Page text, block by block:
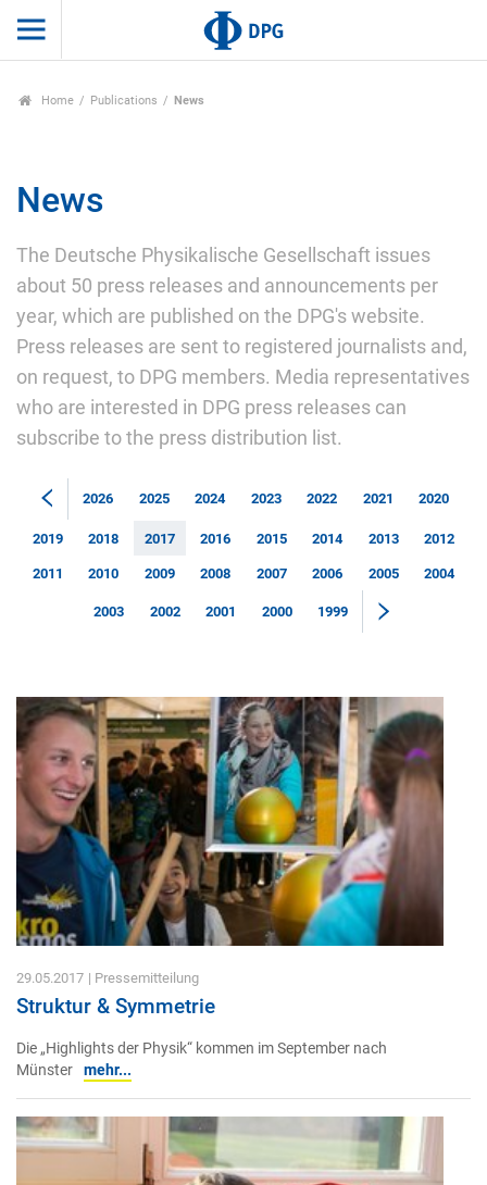
Home Publications News
News
The Deutsche Physikalische Gesellschaft issues
about 50 press releases and announcements per
year, which are published on the DPG's website.
Press releases are sent to registered journalists and,
on request, to DPG members. Media representatives
who are interested in DPG press releases can
subscribe to the press distribution list.
2026 2025 2024 2023 2022 2021 2020
2019 2018 2017 2016 2015 2014 2013 2012
2011 2010 2009 2008 2007 2006 2005 2004
2003 2002 2001 2000 1999
29.05.2017 | Pressemitteilung
Struktur & Symmetrie
Die „Highlights der Physik“ kommen im September nach
Münster mehr...